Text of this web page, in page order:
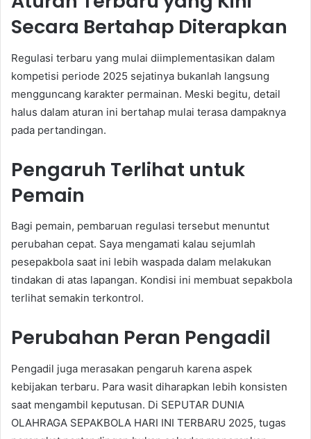
Secara Bertahap Diterapkan
Regulasi terbaru yang mulai diimplementasikan dalam
kompetisi periode 2025 sejatinya bukanlah langsung
mengguncang karakter permainan. Meski begitu, detail
halus dalam aturan ini bertahap mulai terasa dampaknya
pada pertandingan.
Pengaruh Terlihat untuk
Pemain
Bagi pemain, pembaruan regulasi tersebut menuntut
perubahan cepat. Saya mengamati kalau sejumlah
pesepakbola saat ini lebih waspada dalam melakukan
tindakan di atas lapangan. Kondisi ini membuat sepakbola
terlihat semakin terkontrol.
Perubahan Peran Pengadil
Pengadil juga merasakan pengaruh karena aspek
kebijakan terbaru. Para wasit diharapkan lebih konsisten
saat mengambil keputusan. Di SEPUTAR DUNIA
OLAHRAGA SEPAKBOLA HARI INI TERBARU 2025, tugas